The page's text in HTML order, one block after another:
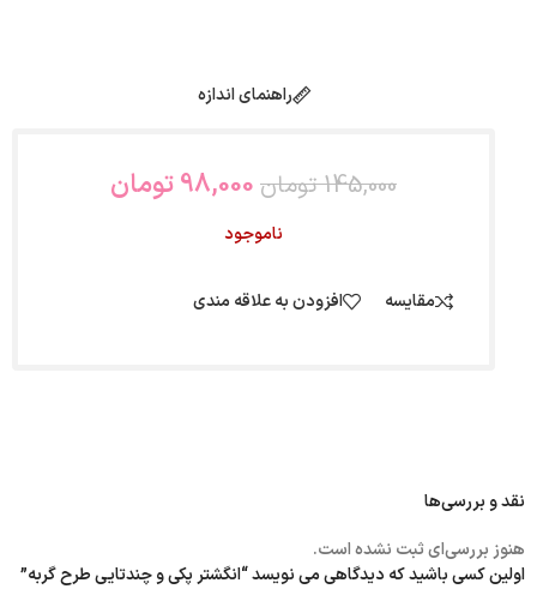
راهنمای اندازه
145,000 تومان 98,000تومان
ناموجود
مقایسه افزودن به علاقه مندی
نقد و بررسی‌ها
هنوز بررسی‌ای ثبت نشده است.
اولین کسی باشید که دیدگاهی می نویسد “انگشتر پکی و چندتایی طرح گربه”